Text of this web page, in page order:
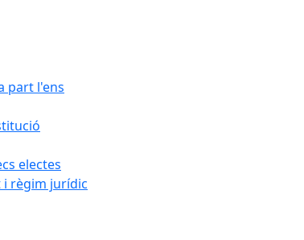
part l'ens
electes
i règim jurídic